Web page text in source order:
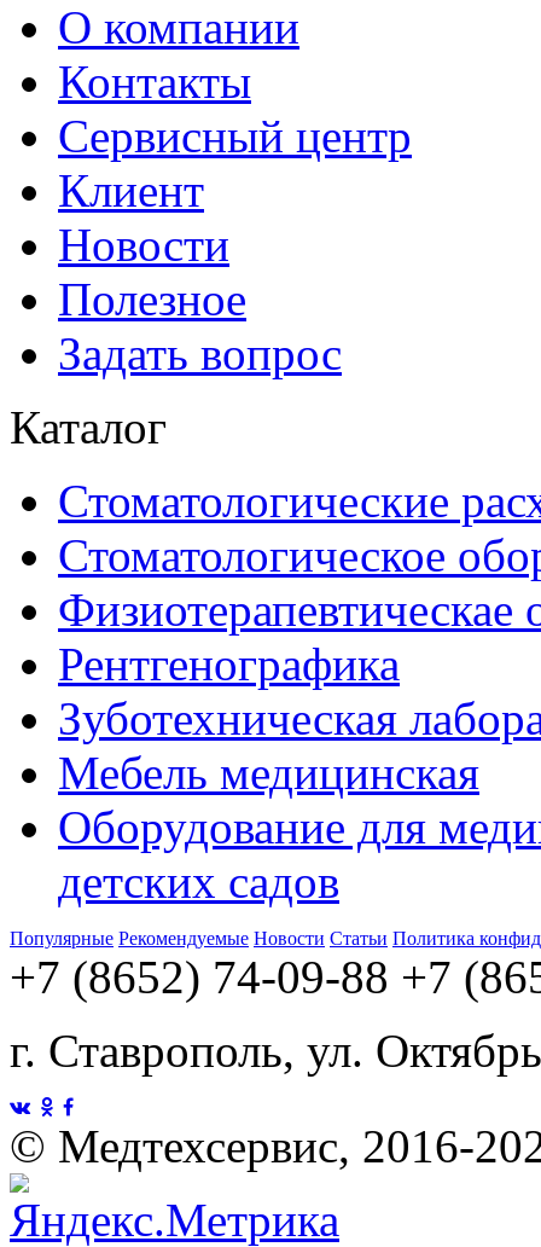
О компании
Контакты
Сервисный центр
Клиент
Новости
Полезное
Задать вопрос
Каталог
Стоматологические
Стоматологическое
Физиотерапевтическае
Рентгенографика
Зуботехническая
Мебель медицинская
Оборудование для
детских садов
Популярные Рекомендуемые Новости Статьи Политика
+7 (8652) 74-09-88 +7
г. Ставрополь, ул.
© Медтехсервис, 2016-